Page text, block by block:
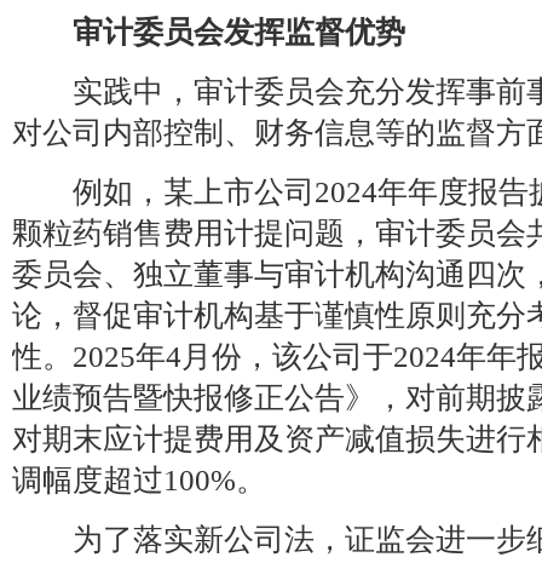
审计委员会发挥监督优势
实践中，审计委员会充分发挥事前
对公司内部控制、财务信息等的监督方
例如，某上市公司2024年年度报告
颗粒药销售费用计提问题，审计委员会
委员会、独立董事与审计机构沟通四次
论，督促审计机构基于谨慎性原则充分
性。2025年4月份，该公司于2024年年
业绩预告暨快报修正公告》，对前期披
对期末应计提费用及资产减值损失进行
调幅度超过100%。
为了落实新公司法，证监会进一步